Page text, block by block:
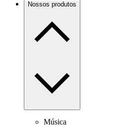
Nossos produtos
Música